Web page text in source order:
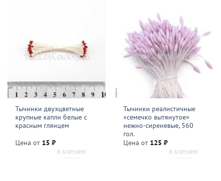
Тычинки двухцветные
крупные капли белые с
красным глянцем
Цена от 15₽
В КОРЗИНУ
Тычинки реалистичные
«семечко вытянутое»
нежно-сиреневые, 560
гол.
Цена от 125₽
В КОРЗИНУ